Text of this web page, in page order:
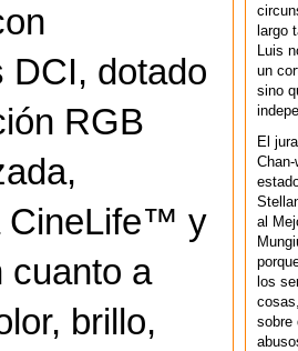
DCI, dotado
RGB
CineLife™ y
cuanto a
brillo,
largo
Luis
un
sino
El
al
los
sobre